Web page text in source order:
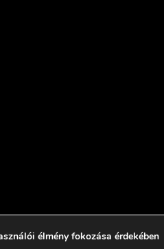
élmény fokozása érdekében